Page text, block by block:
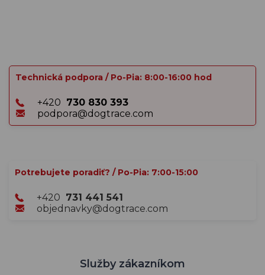
Technická podpora / Po-Pia: 8:00-16:00 hod
+420 730 830 393
podpora@dogtrace.com
Potrebujete poradiť? / Po-Pia: 7:00-15:00
+420 731 441 541
objednavky@dogtrace.com
Služby zákazníkom